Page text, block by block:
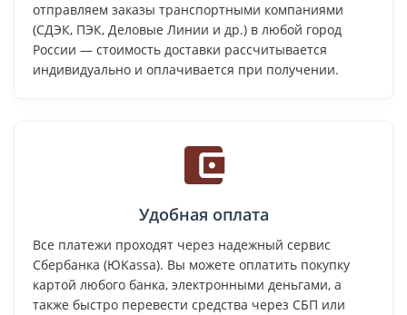
отправляем заказы транспортными компаниями
(СДЭК, ПЭК, Деловые Линии и др.) в любой город
России — стоимость доставки рассчитывается
индивидуально и оплачивается при получении.
Удобная оплата
Все платежи проходят через надежный сервис
Сбербанка (ЮKassa). Вы можете оплатить покупку
картой любого банка, электронными деньгами, а
также быстро перевести средства через СБП или